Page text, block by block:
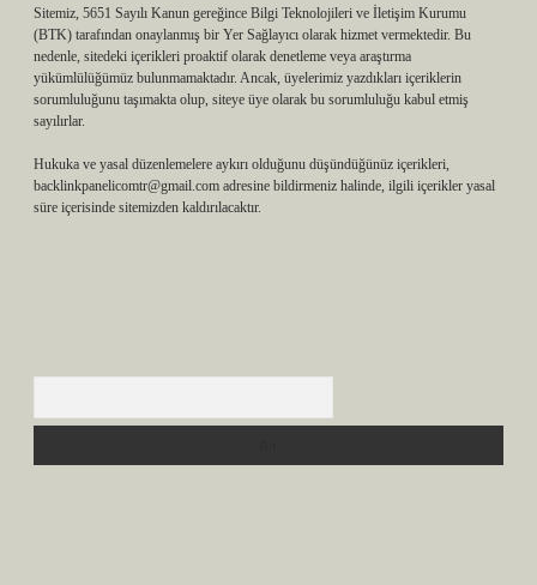
Sitemiz, 5651 Sayılı Kanun gereğince Bilgi Teknolojileri ve İletişim Kurumu
(BTK) tarafından onaylanmış bir Yer Sağlayıcı olarak hizmet vermektedir. Bu
nedenle, sitedeki içerikleri proaktif olarak denetleme veya araştırma
yükümlülüğümüz bulunmamaktadır. Ancak, üyelerimiz yazdıkları içeriklerin
sorumluluğunu taşımakta olup, siteye üye olarak bu sorumluluğu kabul etmiş
sayılırlar.
Hukuka ve yasal düzenlemelere aykırı olduğunu düşündüğünüz içerikleri,
backlinkpanelicomtr@gmail.com adresine bildirmeniz halinde, ilgili içerikler yasal
süre içerisinde sitemizden kaldırılacaktır.